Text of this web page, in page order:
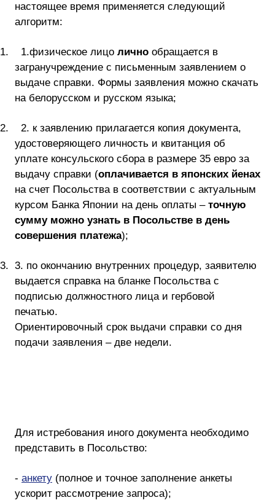
настоящее время применяется следующий
алгоритм:
1. 1.физическое лицо лично обращается в
загранучреждение с письменным заявлением о
выдаче справки. Формы заявления можно скачать
на белорусском и русском языка;
2.
2. к заявлению прилагается копия документа,
удостоверяющего личность и квитанция об
уплате консульского сбора в размере 35 евро за
выдачу справки (оплачивается в японских йенах
на счет Посольства в соответствии с актуальным
курсом Банка Японии на день оплаты – точную
сумму можно узнать в Посольстве в день
совершения платежа);
3. 3. по окончанию внутренних процедур, заявителю
выдается справка на бланке Посольства с
подписью должностного лица и гербовой
печатью.
Ориентировочный срок выдачи справки со дня
подачи заявления – две недели.
Для истребования иного документа необходимо
представить в Посольство:
- анкету (полное и точное заполнение анкеты
ускорит рассмотрение запроса);